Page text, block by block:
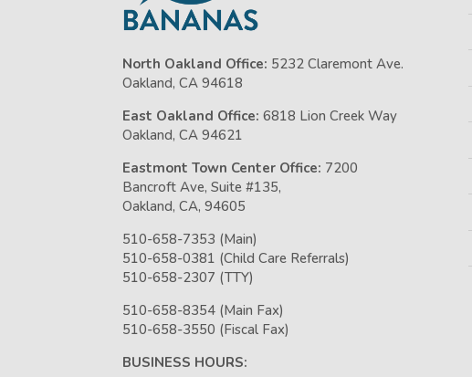
North Oakland Office: 5232 Claremont Ave.
Oakland, CA 94618
East Oakland Office: 6818 Lion Creek Way
Oakland, CA 94621
Eastmont Town Center Office: 7200
Bancroft Ave, Suite #135,
Oakland, CA, 94605
510-658-7353 (Main)
510-658-0381 (Child Care Referrals)
510-658-2307 (TTY)
510-658-8354 (Main Fax)
510-658-3550 (Fiscal Fax)
BUSINESS HOURS: